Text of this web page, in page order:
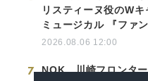
リスティーヌ役のWキ
ミュージカル 『ファン
2026.08.06 12:00
7
NOK、川崎フロンタ